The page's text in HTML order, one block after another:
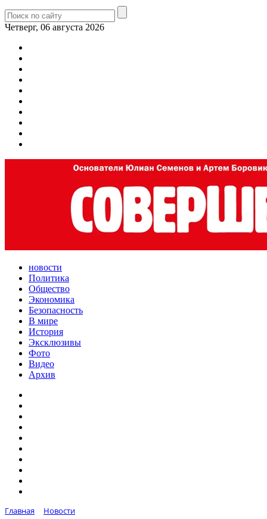
Четверг, 06 августа 2026
новости
Политика
Общество
Экономика
Безопасность
В мире
История
Эксклюзивы
Фото
Видео
Архив
Главная
Новости